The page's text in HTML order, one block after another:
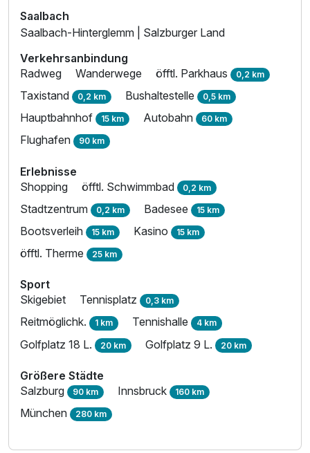
Saalbach
Saalbach-Hinterglemm | Salzburger Land
Verkehrsanbindung
Radweg
Wanderwege öfftl. Parkhaus 0,2 km
Taxistand 0,2 km Bushaltestelle 0,5 km
Hauptbahnhof 15 km Autobahn 60 km
Flughafen 90 km
Erlebnisse
Shopping
öfftl. Schwimmbad 0,2 km
Stadtzentrum 0,2 km Badesee 15 km
Bootsverleih 15 km Kasino 15 km
öfftl. Therme 25 km
Sport
Skigebiet
Tennisplatz 0,3 km
Reitmöglichk. 1 km Tennishalle 4 km
Golfplatz 18 L. 20 km Golfplatz 9 L. 20 km
Größere Städte
Salzburg 90 km Innsbruck 160 km
München 280 km